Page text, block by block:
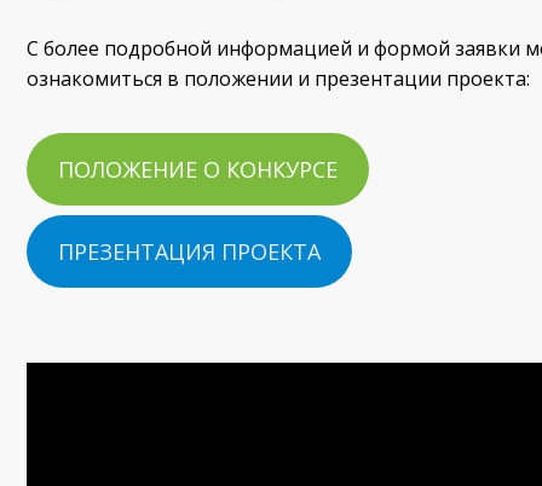
С более подробной информацией и формой заявки
ознакомиться в положении и презентации проекта:
ПОЛОЖЕНИЕ О КОНКУРСЕ
ПРЕЗЕНТАЦИЯ ПРОЕКТА